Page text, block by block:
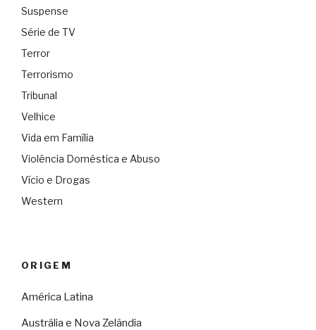
Suspense
Série de TV
Terror
Terrorismo
Tribunal
Velhice
Vida em Família
Violência Doméstica e Abuso
Vício e Drogas
Western
ORIGEM
América Latina
Austrália e Nova Zelândia